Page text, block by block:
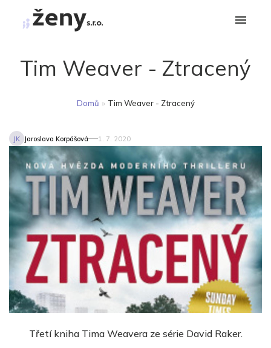
Tim Weaver - Ztracený
Domů » Tim Weaver - Ztracený
JK Jaroslava Korpášová 1. 7. 2020
Třetí kniha Tima Weavera ze série David Raker.